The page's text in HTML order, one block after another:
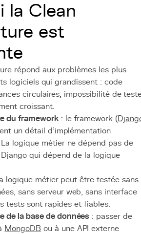
la Clean
est
répond aux problèmes les plus
logiciels qui grandissent : code
circulaires, impossibilité de
croissant.
du framework: le framework (
un détail d'implémentation
logique métier ne dépend pas de
qui dépend de la logique
logique métier peut être testée sans
sans serveur web, sans interface
tests sont rapides et fiables.
de la base de données : passer de
MongoDB ou à une API externe